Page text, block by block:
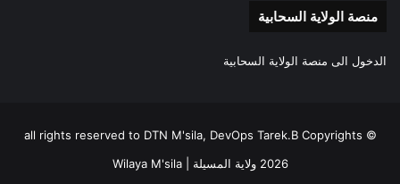
منصة الولاية السحابية
الدخول الى منصة الولاية السحابية
all rights reserved to DTN M'sila, DevOps Tarek.B Copyrights ©
2026 ولاية المسيلة | Wilaya M'sila